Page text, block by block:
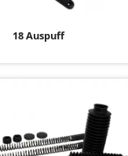
18 Auspuff